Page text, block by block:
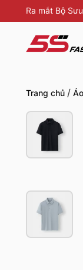
Ra mắt Bộ
Trang chủ /